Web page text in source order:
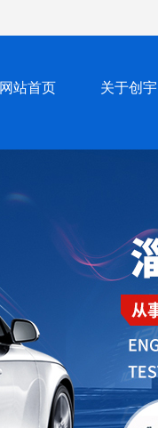
网站首页 关于创宇